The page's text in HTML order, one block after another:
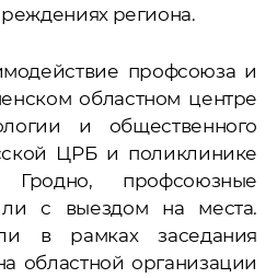
региона.
профсоюза и
областном центре
и общественного
ЦРБ и поликлинике
профсоюзные
с выездом на места.
в рамках заседания
областной организации